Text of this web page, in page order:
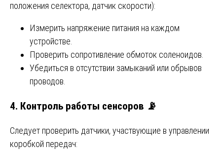
положения селектора, датчик скорости):
Измерить напряжение питания на каждом
устройстве.
Проверить сопротивление обмоток соленоидов.
Убедиться в отсутствии замыканий или обрывов
проводов.
4. Контроль работы сенсоров 📡
Следует проверить датчики, участвующие в управлении
коробкой передач: